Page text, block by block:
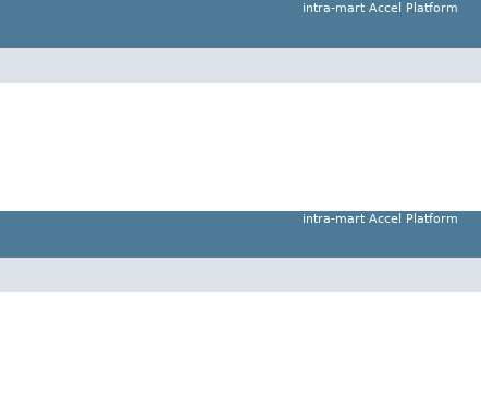
intra-mart Accel Platform
intra-mart Accel Platform